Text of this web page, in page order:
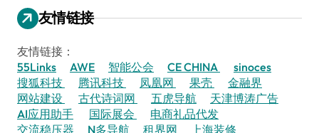
友情链接
友情链接：
55Links
AWE 智能公会 CE CHINA
sinoces
搜狐科技
腾讯科技 凤凰网 果壳
金融界
网站建设
古代诗词网 五虎导航
天津博涛广告
AI应用助手
国际展会
电商礼品代发
交流稳压器
N多导航 租界网 上海装修